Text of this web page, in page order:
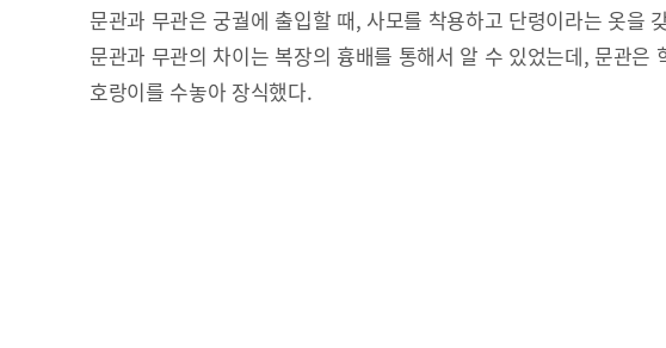
문관과 무관은 궁궐에 출입할 때, 사모를 착용하고 단령이라는 옷을
문관과 무관의 차이는 복장의 흉배를 통해서 알 수 있었는데, 문관은
호랑이를 수놓아 장식했다.